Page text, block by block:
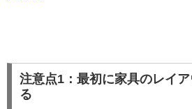
注意点1：最初に家具のレイ
る